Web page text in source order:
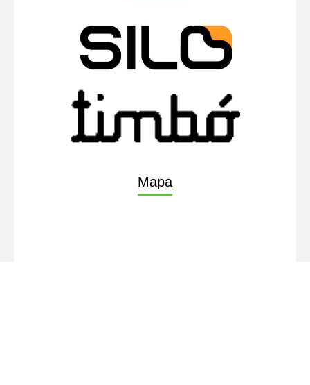
Ints. 1314, tel fax. 1350
Horario de atención L. a V. de 9:00 a 17:00
De interés